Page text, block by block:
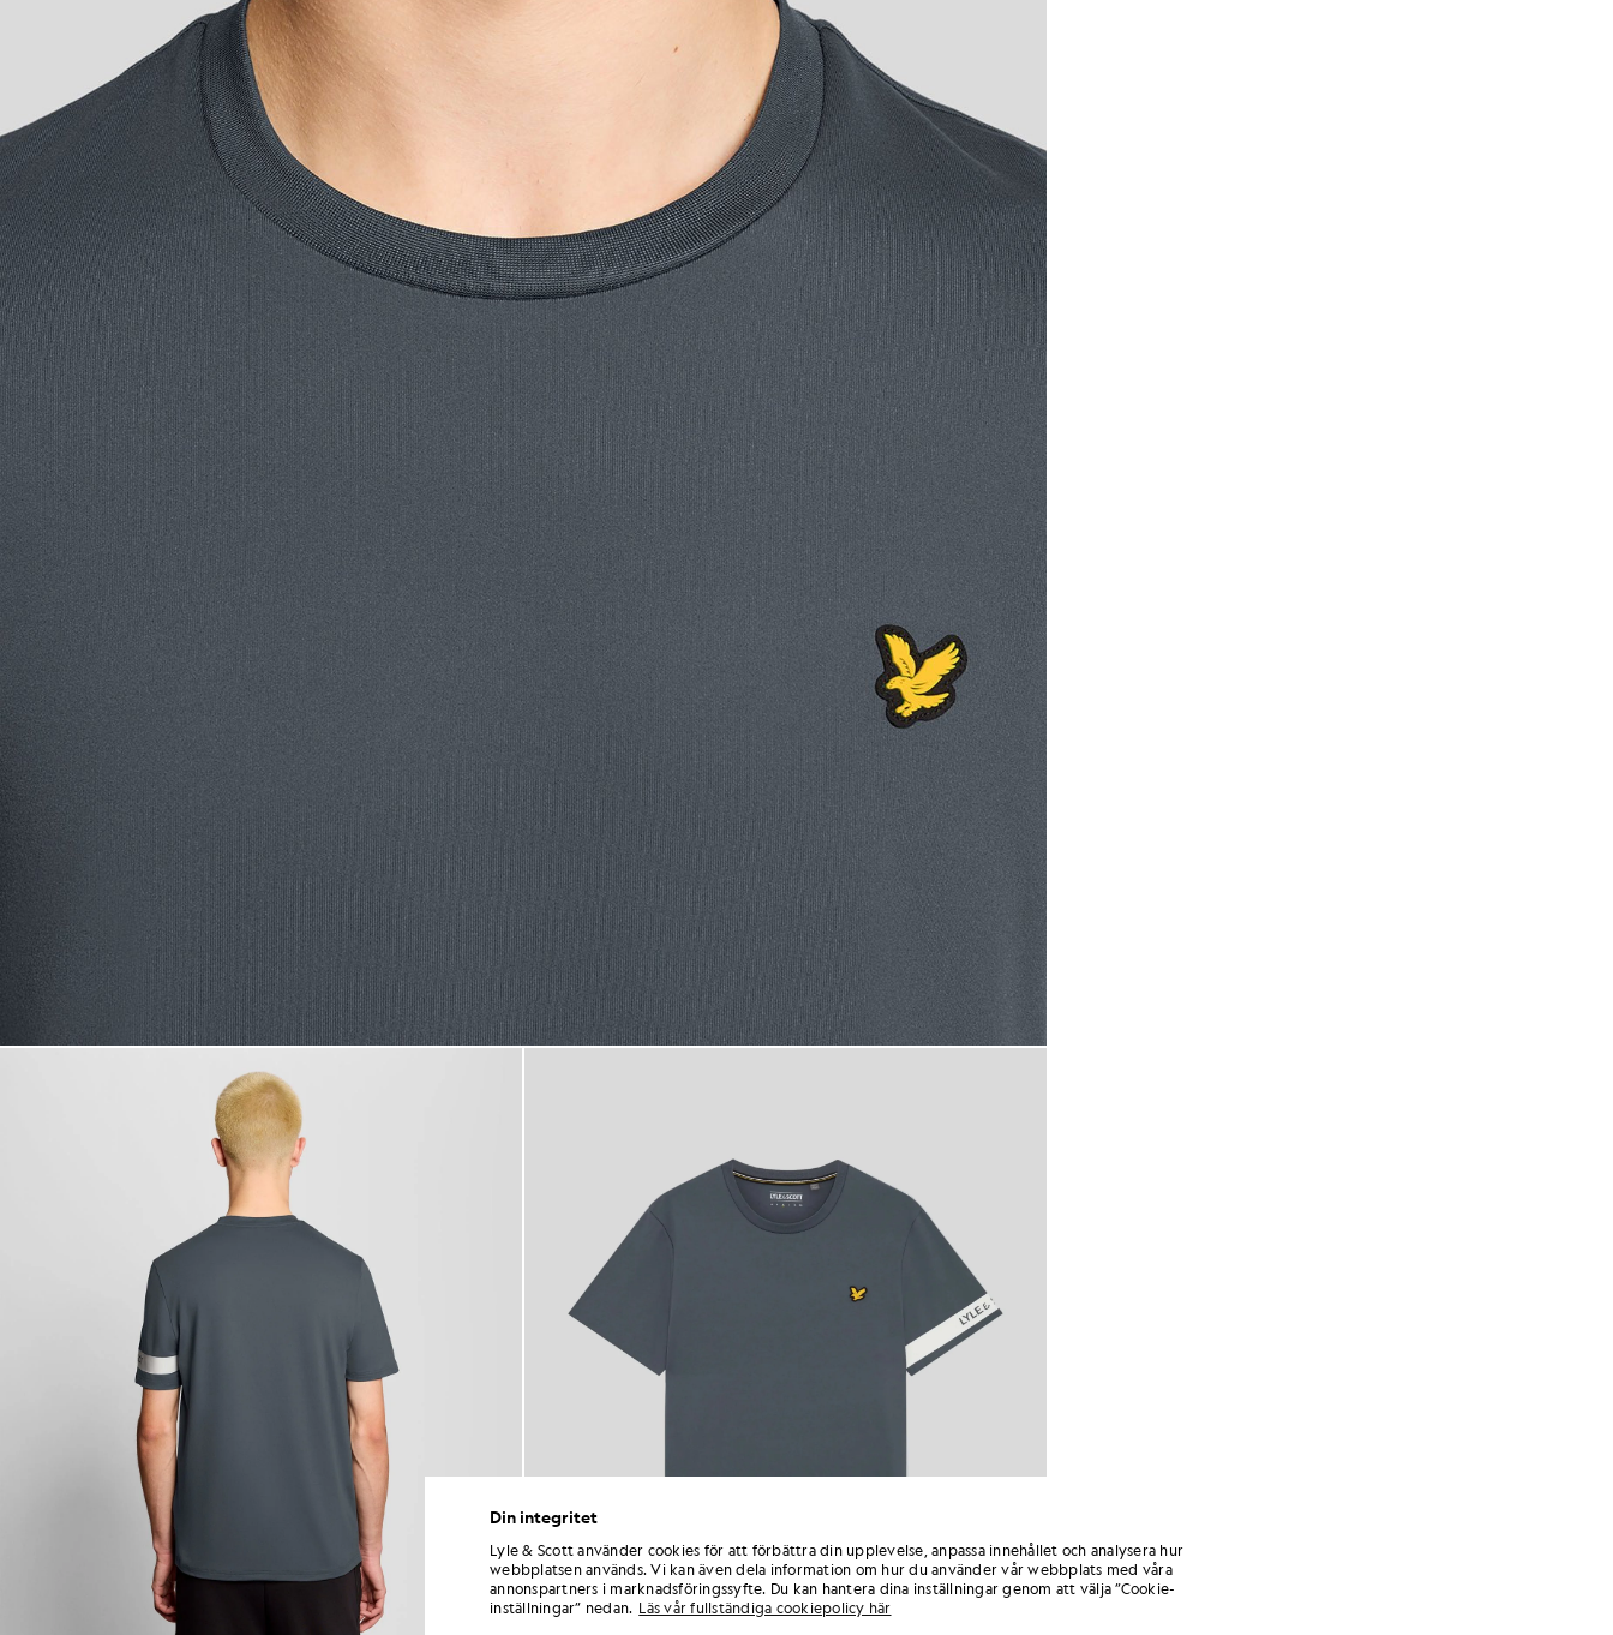
Din integritet
Lyle & Scott använder cookies för att förbättra din upplevelse, anpassa innehållet och analysera hur
webbplatsen används. Vi kan även dela information om hur du använder vår webbplats med våra
annonspartners i marknadsföringssyfte. Du kan hantera dina inställningar genom att välja ”Cookie-
inställningar” nedan. Läs vår fullständiga cookiepolicy här